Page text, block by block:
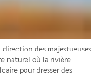
naturel où la rivière
pour dresser des